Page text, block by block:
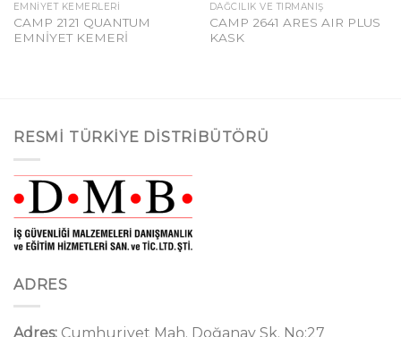
EMNIYET KEMERLERI
CAMP 2121 QUANTUM
EMNİYET KEMERİ
DAĞCILIK VE TIRMANIŞ
CAMP 2641 ARES AIR PLUS
KASK
RESMI TÜRKIYE DISTRIBÜTÖRÜ
ADRES
Adres: Cumhuriyet Mah. Doğanay Sk. No:27